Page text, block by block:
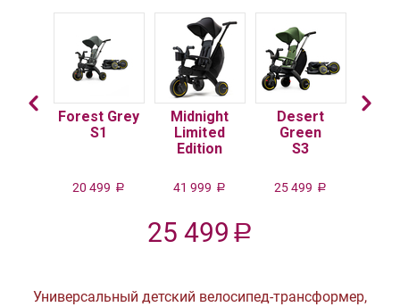
Forest Grey
S1
20 499 Р
Midnight
Limited
Edition
41 999 Р
Desert
Green
S3
25 499 Р
25 499 Р
Универсальный детский велосипед-трансформер,